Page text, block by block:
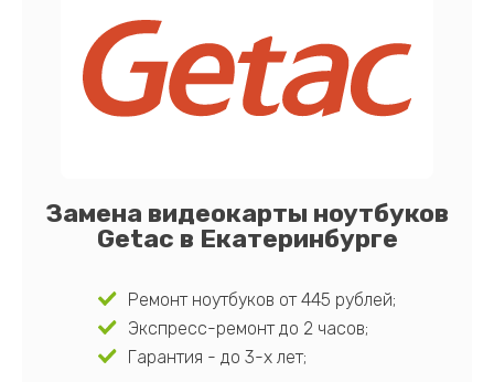
Замена видеокарты ноутбуков
Getac в Екатеринбурге
Ремонт ноутбуков от 445 рублей;
Экспресс-ремонт до 2 часов;
Гарантия - до 3-х лет;